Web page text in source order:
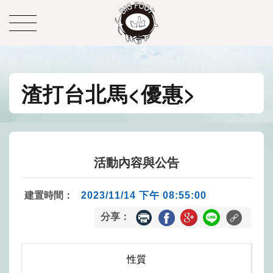
渣打台北馬<優惠>
活動內容與公告
建置時間： 2023/11/14 下午 08:55:00
分享：
性質